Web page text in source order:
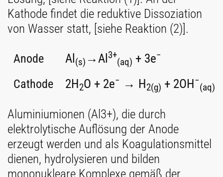
Kathode findet die reduktive Dissoziation
von Wasser statt, [siehe Reaktion (2)].
Anode Al (s) →Al 3+
(aq) + 3e−
Cathode 2H2O + 2e− → H2(g) + 2OH−
(aq)
Aluminiumionen (Al3+), die durch
elektrolytische Auflösung der Anode
erzeugt werden und als Koagulationsmittel
dienen, hydrolysieren und bilden
mononukleare Komplexe gemäß der